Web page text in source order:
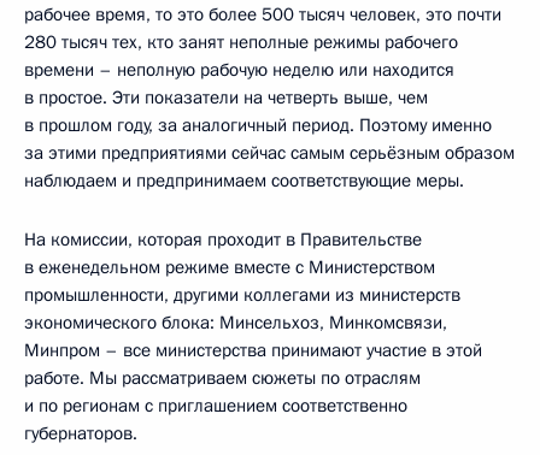
рабочее время, то это более 500 тысяч человек, это почти
280 тысяч тех, кто занят неполные режимы рабочего
времени – неполную рабочую неделю или находится
в простое. Эти показатели на четверть выше, чем
в прошлом году, за аналогичный период. Поэтому именно
за этими предприятиями сейчас самым серьёзным образом
наблюдаем и предпринимаем соответствующие меры.
На комиссии, которая проходит в Правительстве
в еженедельном режиме вместе с Министерством
промышленности, другими коллегами из министерств
экономического блока: Минсельхоз, Минкомсвязи,
Минпром – все министерства принимают участие в этой
работе. Мы рассматриваем сюжеты по отраслям
и по регионам с приглашением соответственно
губернаторов.